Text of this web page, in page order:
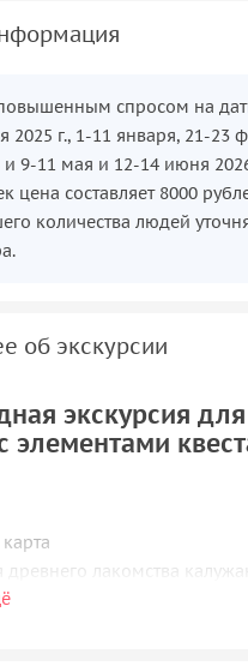
спросом на
2025 г., 1-11 января, 21-23
и 9-11 мая и 12-14 июня
цена составляет 8000
количества людей
об экскурсии
экскурсия
элементами
древнего лакомства калужан
истории